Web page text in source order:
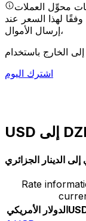
محوِّل العملات
لهذا السعر عند
إرسال الأموال،
اشترك اليوم
الدينار الجزائري
Rate
الدولار الأمريكي